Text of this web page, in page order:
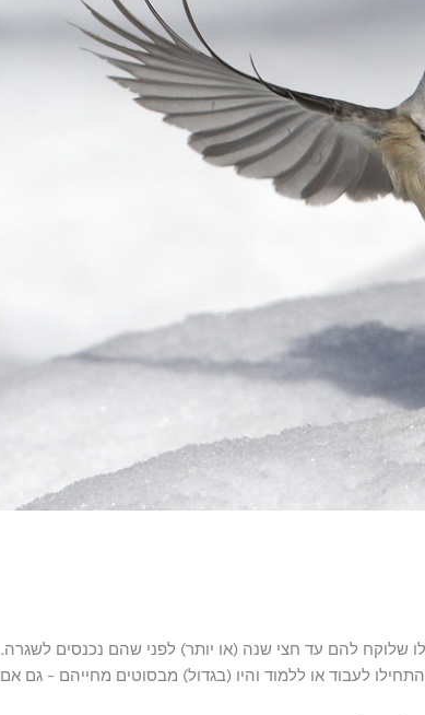
שלוקח להם עד חצי שנה (או יותר) לפני שהם נכנסים לשגרה.
לעבוד או ללמוד והיו (בגדול) מבסוטים מחייהם – גם אם